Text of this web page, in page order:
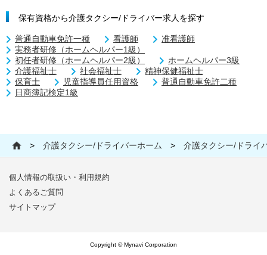
保有資格から介護タクシー/ドライバー求人を探す
普通自動車免許一種 看護師
准看護師
実務者研修（ホームヘルパー1級）
初任者研修（ホームヘルパー2級）
ホームヘルパー3級
介護福祉士
社会福祉士
精神保健福祉士
保育士
児童指導員任用資格
普通自動車免許二種
日商簿記検定1級
> 介護タクシー/ドライバーホーム > 介護タクシー/ドライ
個人情報の取扱い・利用規約
よくあるご質問
サイトマップ
Copyright © Mynavi Corporation